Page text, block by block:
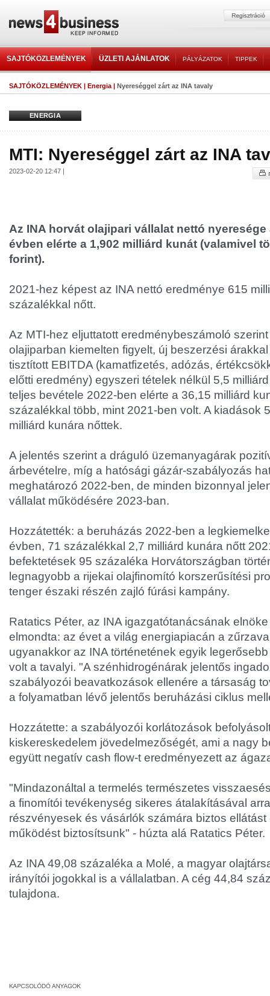
SAJTÓKÖZLEMÉNYEK ÜZLETI AJÁNLATOK PÁLYÁZATOK TIPPEK
SAJTÓKÖZLEMÉNYEK | Energia | Nyereséggel zárt az INA tavaly
ENERGIA
MTI: Nyereséggel zárt az INA
2023-02-20 12:47 |
Az INA horvát olajipari vállalat nettó
évben elérte a 1,902 milliárd kunát (valamivel
forint).
2021-hez képest az INA nettó eredménye 615
százalékkal nőtt.
Az MTI-hez eljuttatott eredménybeszámoló
olajiparban kiemelten figyelt, új beszerzési
tisztított EBITDA (kamatfizetés, adózás,
előtti eredmény) egyszeri tételek nélkül 5,5
teljes bevétele 2022-ben elérte a 36,15 milliárd
százalékkal több, mint 2021-ben volt. A kiadások
milliárd kunára nőttek.
A jelentés szerint a dráguló üzemanyagárak
árbevételre, míg a hatósági gázár-szabályozás
meghatározó 2022-ben, de minden bizonnyal
vállalat működésére 2023-ban.
Hozzátették: a beruházás 2022-ben a
évben, 71 százalékkal 2,7 milliárd kunára nőtt
befektetések 95 százaléka Horvátországban
legnagyobb a rijekai olajfinomító korszerűsítési
tenger északi részén zajló fúrási kampány.
Ratatics Péter, az INA igazgatótanácsának
elmondta: az évet a világ energiapiacán a
ugyanakkor az INA történetének egyik
volt a tavalyi. "A szénhidrogénárak jelentős
szabályozói beavatkozások ellenére a társaság
a folyamatban lévő jelentős beruházási ciklus
Hozzátette: a szabályozói korlátozások
kiskereskedelem jövedelmezőségét, ami a nagy
együtt negatív cash flow-t eredményezett az
"Mindazonáltal a termelés természetes
a finomítói tevékenység sikeres átalakításával
részvényesek és vásárlók számára biztos
működést biztosítsunk" - húzta alá Ratatics Péter.
Az INA 49,08 százaléka a Molé, a magyar
irányítói jogokkal is a vállalatban. A cég 44,84
tulajdona.